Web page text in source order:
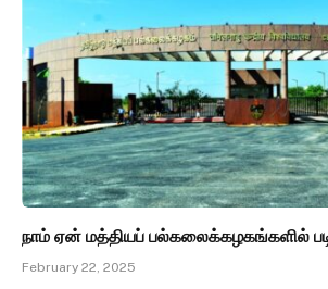
நாம் ஏன் மத்தியப் பல்கலைக்கழகங்களில்
February 22, 2025